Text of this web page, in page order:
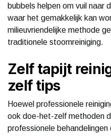
bubbels helpen om vuil naar
waar het gemakkelijk kan
milieuvriendelijke methode
traditionele stoomreiniging.
Zelf tapijt
zelf tips
Hoewel professionele
ook doe-het-zelf methoden
professionele behandelingen